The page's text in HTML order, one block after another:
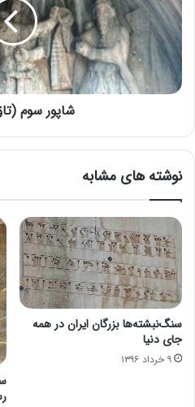
شاپور سوم
نوشته های مشابه
سنگ‌نبشته‌ها بزرگان ایران در همه
جای دنیا
۹ خرداد ۱۳۹۶